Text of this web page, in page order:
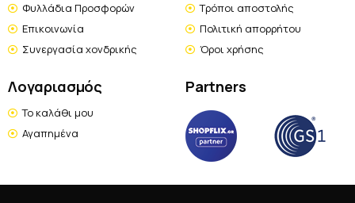
Φυλλάδια Προσφορών
Επικοινωνία
Συνεργασία χονδρικής
Τρόποι αποστολής
Πολιτική απορρήτου
Όροι χρήσης
Λογαριασμός
Το καλάθι μου
Αγαπημένα
Partners